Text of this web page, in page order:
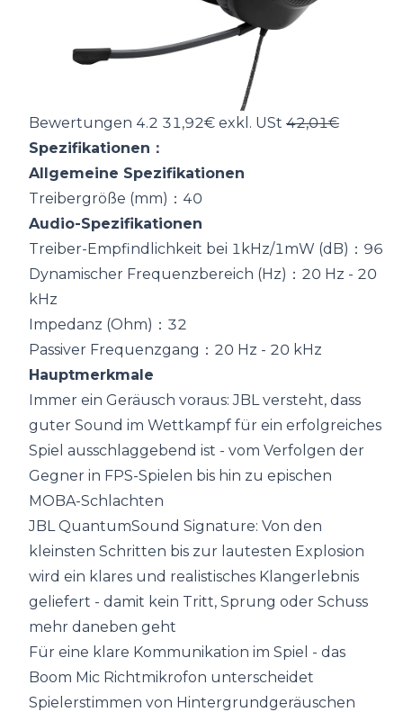
Bewertungen 4.2 31,92€ exkl. USt 42,01€
Spezifikationen：
Allgemeine Spezifikationen
Treibergröße (mm)：40
Audio-Spezifikationen
Treiber-Empfindlichkeit bei 1kHz/1mW (dB)：96
Dynamischer Frequenzbereich (Hz)：20 Hz - 20
kHz
Impedanz (Ohm)：32
Passiver Frequenzgang：20 Hz - 20 kHz
Hauptmerkmale
Immer ein Geräusch voraus: JBL versteht, dass
guter Sound im Wettkampf für ein erfolgreiches
Spiel ausschlaggebend ist - vom Verfolgen der
Gegner in FPS-Spielen bis hin zu epischen
MOBA-Schlachten
JBL QuantumSound Signature: Von den
kleinsten Schritten bis zur lautesten Explosion
wird ein klares und realistisches Klangerlebnis
geliefert - damit kein Tritt, Sprung oder Schuss
mehr daneben geht
Für eine klare Kommunikation im Spiel - das
Boom Mic Richtmikrofon unterscheidet
Spielerstimmen von Hintergrundgeräuschen